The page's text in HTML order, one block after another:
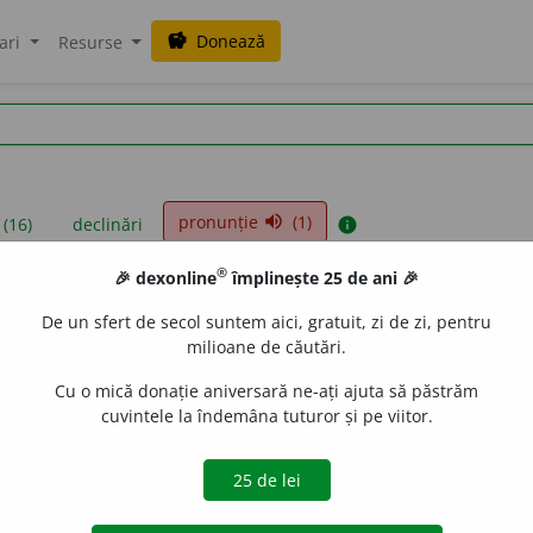
Resurse savings Donează
declinări pronunție volume_up (1) info
sunt compilate de echipa dexonline. Definițiile originale se
reordona filele pe pagina depreferințe.
masculin
🎉 dexonline® împlinește 25 de ani 🎉
De un sfert de secol suntem aici, gratuit, zi de zi, pentru
milioane de căutări.
Cu o mică donație aniversară ne-ați ajuta să păstrăm
cuvintele la îndemâna tuturor și pe viitor.